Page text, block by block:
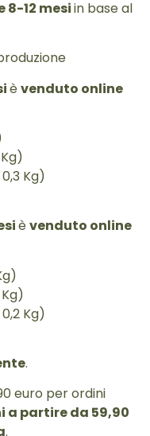
8-12 mesiin base al
èvenduto online
Kg)
èvenduto online
Kg)
.
euro per ordini
a partire da 59,90
.